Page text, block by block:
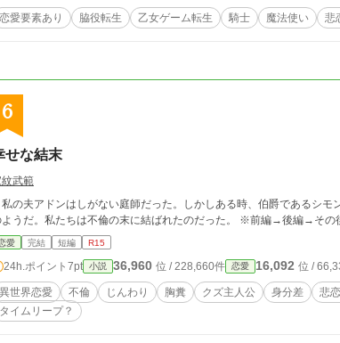
恋愛要素あり 脇役転生 乙女ゲーム転生 騎士 魔法使い 悲
6
せな結末
武範
の夫アドンはしがない庭師だった。しかしある時、伯爵であるシ
のようだ。私たちは不倫の末に結
愛 完結 短編 R15
24h.ポイント 7pt 小説 36,960 位 / 228,660件 恋愛 16,092 位 /
異世界恋愛 不倫 じんわり 胸糞 クズ主人公 身分差 悲
タイムリープ？